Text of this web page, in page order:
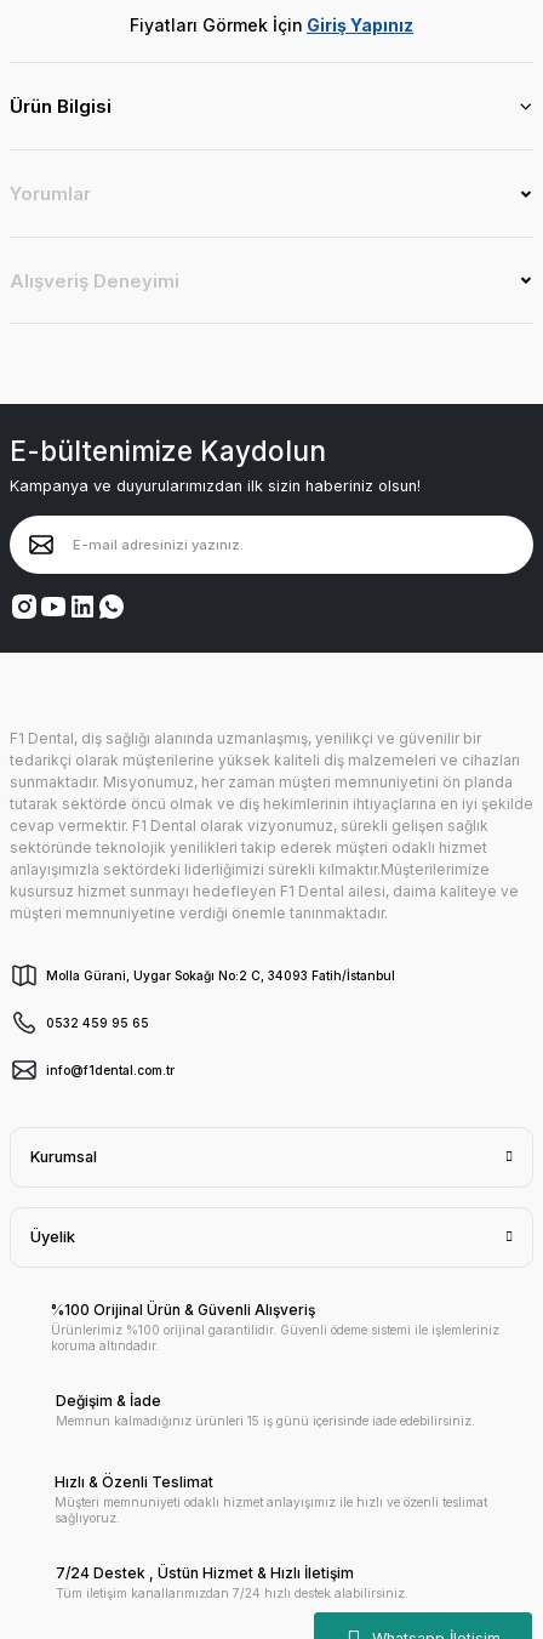
Fiyatları Görmek İçin Giriş Yapınız
Ürün Bilgisi
Yorumlar
Alışveriş Deneyimi
E-bültenimize Kaydolun
Kampanya ve duyurularımızdan ilk sizin haberiniz olsun!
F1 Dental, diş sağlığı alanında uzmanlaşmış, yenilikçi ve güvenilir bir
tedarikçi olarak müşterilerine yüksek kaliteli diş malzemeleri ve cihazları
sunmaktadır. Misyonumuz, her zaman müşteri memnuniyetini ön planda
tutarak sektörde öncü olmak ve diş hekimlerinin ihtiyaçlarına en iyi şekilde
cevap vermektir. F1 Dental olarak vizyonumuz, sürekli gelişen sağlık
sektöründe teknolojik yenilikleri takip ederek müşteri odaklı hizmet
anlayışımızla sektördeki liderliğimizi sürekli kılmaktır.Müşterilerimize
kusursuz hizmet sunmayı hedefleyen F1 Dental ailesi, daima kaliteye ve
müşteri memnuniyetine verdiği önemle tanınmaktadır.
Molla Gürani, Uygar Sokağı No:2 C, 34093 Fatih/İstanbul
0532 459 95 65
info@f1dental.com.tr
Kurumsal
Üyelik
%100 Orijinal Ürün & Güvenli Alışveriş
Ürünlerimiz %100 orijinal garantilidir. Güvenli ödeme sistemi ile işlemleriniz
koruma altındadır.
Değişim & İade
Memnun kalmadığınız ürünleri 15 iş günü içerisinde iade edebilirsiniz.
Hızlı & Özenli Teslimat
Müşteri memnuniyeti odaklı hizmet anlayışımız ile hızlı ve özenli teslimat
sağlıyoruz.
7/24 Destek , Üstün Hizmet & Hızlı İletişim
Tüm iletişim kanallarımızdan 7/24 hızlı destek alabilirsiniz.